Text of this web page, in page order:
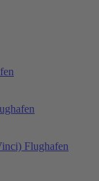
Flughafen